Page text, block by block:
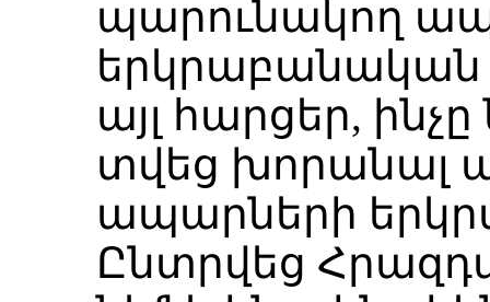
պարունակող
երկրաբանական
այլ հարցեր,
տվեց խորանալ
ապարների
Ընտրվեց